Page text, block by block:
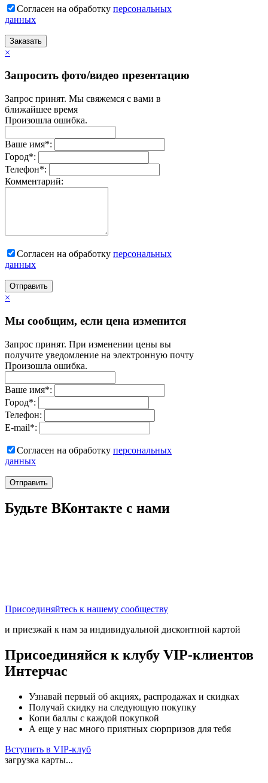
Согласен на обработку персональныx
данных
Заказать
×
Запросить фото/видео презентацию
Запрос принят. Мы свяжемся с вами в
ближайшее время
Произошла ошибка.
Ваше имя*:
Город*:
Телефон*:
Комментарий:
Согласен на обработку персональныx
данных
Отправить
×
Мы сообщим, если цена изменится
Запрос принят. При изменении цены вы
получите уведомление на электронную почту
Произошла ошибка.
Ваше имя*:
Город*:
Телефон:
E-mail*:
Согласен на обработку персональныx
данных
Отправить
Будьте ВКонтакте с нами
Присоединяйтесь к нашему сообществу
и приезжай к нам за индивидуальной дисконтной картой
Присоединяйся к клубу VIP-клиентов
Интерчас
Узнавай первый об акциях, распродажах и скидках
Получай скидку на следующую покупку
Копи баллы с каждой покупкой
А еще у нас много приятных сюрпризов для тебя
Вступить в VIP-клуб
загрузка карты...